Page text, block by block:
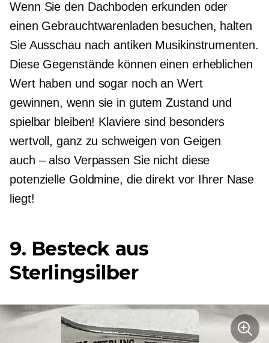
Wenn Sie den Dachboden erkunden oder
einen Gebrauchtwarenladen besuchen, halten
Sie Ausschau nach antiken Musikinstrumenten.
Diese Gegenstände können einen erheblichen
Wert haben und sogar noch an Wert
gewinnen, wenn sie in gutem Zustand und
spielbar bleiben! Klaviere sind besonders
wertvoll, ganz zu schweigen von Geigen
auch – alsoVerpassen Sie nicht diese
potenzielle Goldmine, die direkt vor Ihrer Nase
liegt!
9. Besteck aus
Sterlingsilber